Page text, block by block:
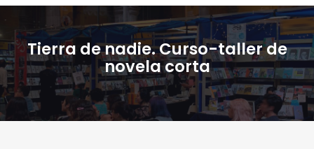
Tierra de nadie. Curso-taller de
novela corta